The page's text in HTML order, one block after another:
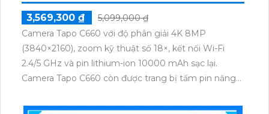
3,569,300 ₫
5,099,000 ₫
Camera Tapo C660 với độ phân giải 4K 8MP
(3840×2160), zoom kỹ thuật số 18×, kết nối Wi-Fi
2.4/5 GHz và pin lithium-ion 10000 mAh sạc lại.
Camera Tapo C660 còn được trang bị tấm pin năng
thú cưng, phương tiện, lưu trữ thẻ microSD tối đa 512